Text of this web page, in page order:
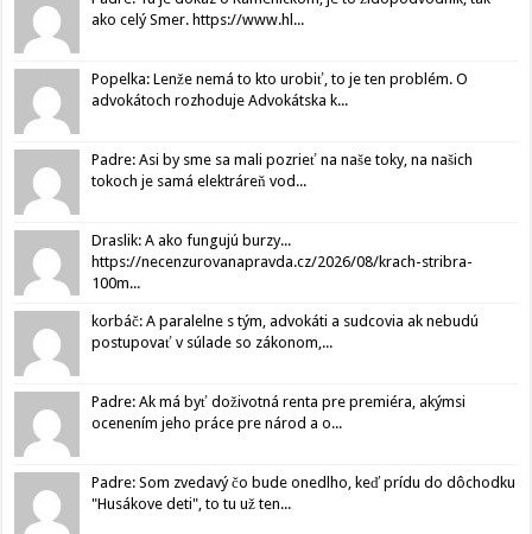
ako celý Smer. https://www.hl...
Popelka: Lenže nemá to kto urobiť, to je ten problém. O
advokátoch rozhoduje Advokátska k...
Padre: Asi by sme sa mali pozrieť na naše toky, na našich
tokoch je samá elektráreň vod...
Draslik: A ako fungujú burzy...
https://necenzurovanapravda.cz/2026/08/krach-stribra-
100m...
korbáč: A paralelne s tým, advokáti a sudcovia ak nebudú
postupovať v súlade so zákonom,...
Padre: Ak má byť doživotná renta pre premiéra, akýmsi
ocenením jeho práce pre národ a o...
Padre: Som zvedavý čo bude onedlho, keď prídu do dôchodku
"Husákove deti", to tu už ten...